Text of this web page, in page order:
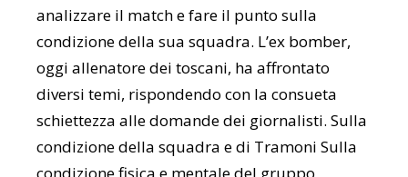
analizzare il match e fare il punto sulla
condizione della sua squadra. L’ex bomber,
oggi allenatore dei toscani, ha affrontato
diversi temi, rispondendo con la consueta
schiettezza alle domande dei giornalisti. Sulla
condizione della squadra e di Tramoni Sulla
condizione fisica e mentale del gruppo,